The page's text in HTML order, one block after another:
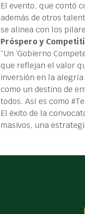
El evento, que contó
además de otros
se alinea con los
Próspero y
“Un ‘Gobierno
que reflejan el valor
inversión en la
como un destino de
todos. Así es como
El éxito de la
masivos, una